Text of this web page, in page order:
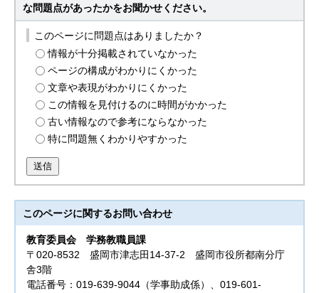
な問題点があったかをお聞かせください。
このページに問題点はありましたか？
情報が十分掲載されていなかった
ページの構成がわかりにくかった
文章や表現がわかりにくかった
この情報を見付けるのに時間がかかった
古い情報なので参考にならなかった
特に問題無くわかりやすかった
送信
このページに関するお問い合わせ
教育委員会学務教職員課
〒020-8532 盛岡市津志田14-37-2 盛岡市役所都南分庁
舎3階
電話番号：019-639-9044（学事助成係）、019-601-